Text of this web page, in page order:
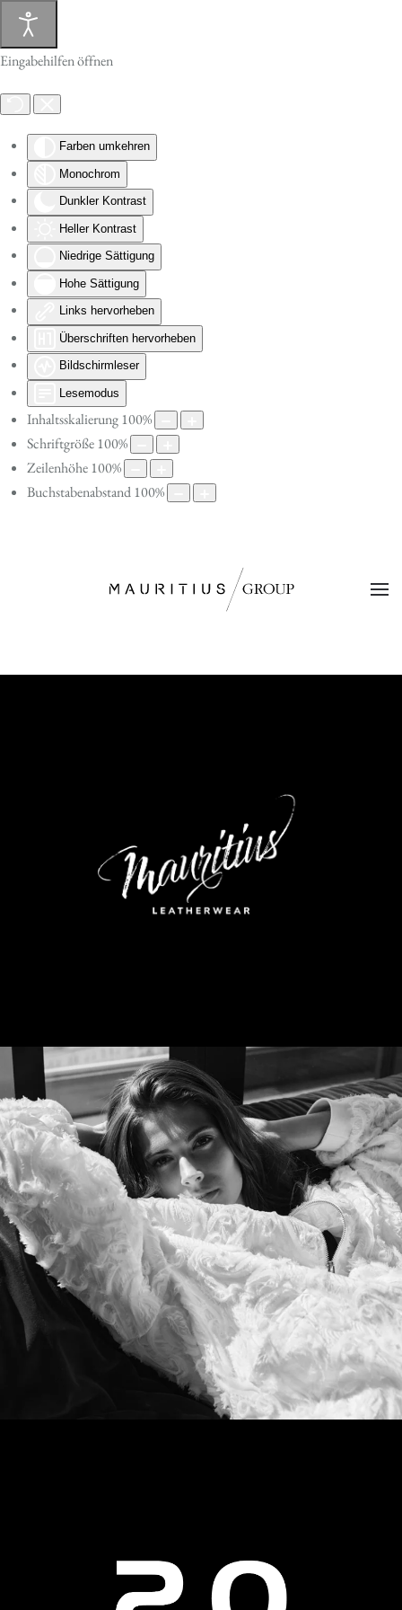
Eingabehilfen öffnen
Farben umkehren
Monochrom
Dunkler Kontrast
Heller Kontrast
Niedrige Sättigung
Hohe Sättigung
Links hervorheben
Überschriften hervorheben
Bildschirmleser
Lesemodus
Inhaltsskalierung100%
Schriftgröße100%
Zeilenhöhe100%
Buchstabenabstand100%
Skip to main content